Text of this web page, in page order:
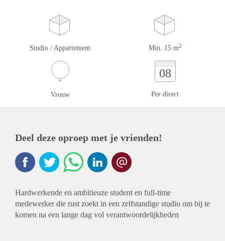
Studio / Appartement Min. 15 m2
Vrouw
08
Per direct
Deel deze oproep met je vrienden!
Hardwerkende en ambitieuze student en full-time
medewerker die rust zoekt in een zelfstandige studio om bij te
komen na een lange dag vol verantwoordelijkheden